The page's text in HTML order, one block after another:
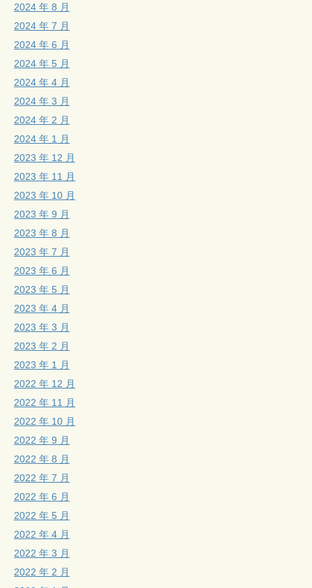
2024 年 8 月
2024 年 7 月
2024 年 6 月
2024 年 5 月
2024 年 4 月
2024 年 3 月
2024 年 2 月
2024 年 1 月
2023 年 12 月
2023 年 11 月
2023 年 10 月
2023 年 9 月
2023 年 8 月
2023 年 7 月
2023 年 6 月
2023 年 5 月
2023 年 4 月
2023 年 3 月
2023 年 2 月
2023 年 1 月
2022 年 12 月
2022 年 11 月
2022 年 10 月
2022 年 9 月
2022 年 8 月
2022 年 7 月
2022 年 6 月
2022 年 5 月
2022 年 4 月
2022 年 3 月
2022 年 2 月